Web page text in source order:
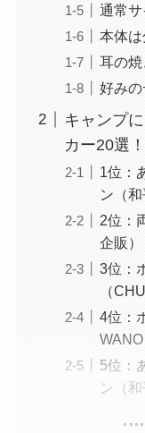
通常サ
本体は
耳の焼
好みの
キャンプ
カー20選！
1位：
ン（和
2位：
企販）
3位：
（
4位：
WANO
5位：
ン（和